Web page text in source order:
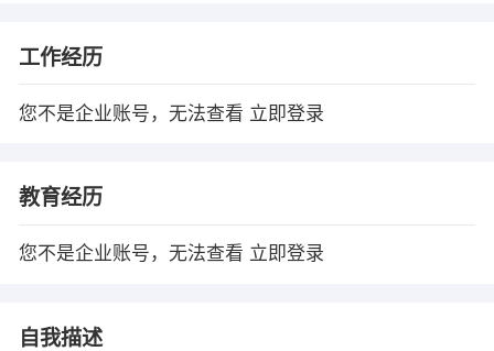
工作经历
您不是企业账号，无法查看 立即登录
教育经历
您不是企业账号，无法查看 立即登录
自我描述